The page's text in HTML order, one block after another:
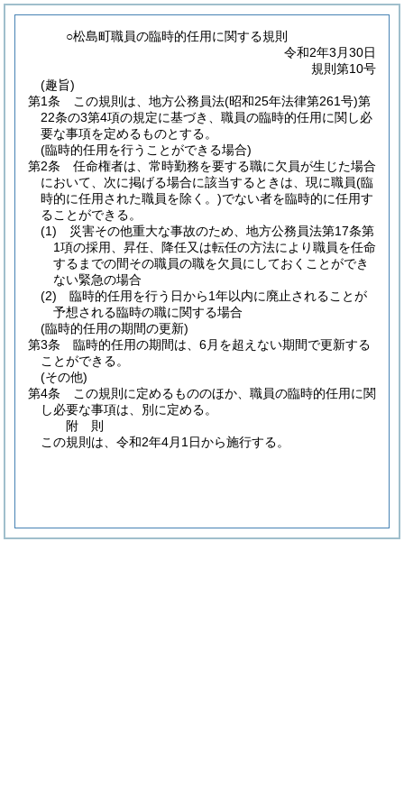
○松島町職員の臨時的任用に関する規則
令和2年3月30日
規則第10号
(趣旨)
第1条
この規則は、地方公務員法(昭和25年法律第261号)第
22条の3第4項の規定に基づき、職員の臨時的任用に関し必
要な事項を定めるものとする。
(臨時的任用を行うことができる場合)
第2条
任命権者は、常時勤務を要する職に欠員が生じた場合
において、次に掲げる場合に該当するときは、現に職員(臨
時的に任用された職員を除く。)でない者を臨時的に任用す
ることができる。
(1)
災害その他重大な事故のため、地方公務員法第17条第
1項の採用、昇任、降任又は転任の方法により職員を任命
するまでの間その職員の職を欠員にしておくことができ
ない緊急の場合
(2)
臨時的任用を行う日から1年以内に廃止されることが
予想される臨時の職に関する場合
(臨時的任用の期間の更新)
第3条
臨時的任用の期間は、6月を超えない期間で更新する
ことができる。
(その他)
第4条
この規則に定めるもののほか、職員の臨時的任用に関
し必要な事項は、別に定める。
附 則
この規則は、令和2年4月1日から施行する。